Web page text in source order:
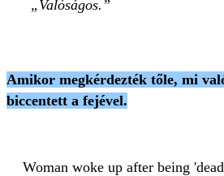
Valóságos.
Amikor megkérdezték tőle, mi
biccentett a fejével.
Woman woke up after being